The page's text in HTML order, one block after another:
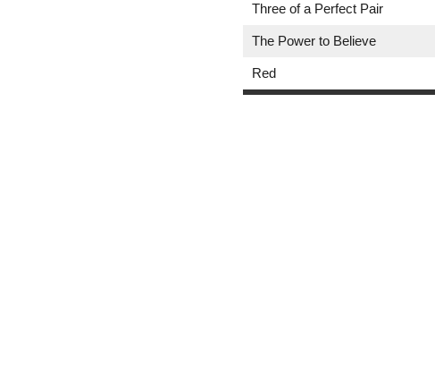
Three of a Perfect Pair
The Power to Believe
Red